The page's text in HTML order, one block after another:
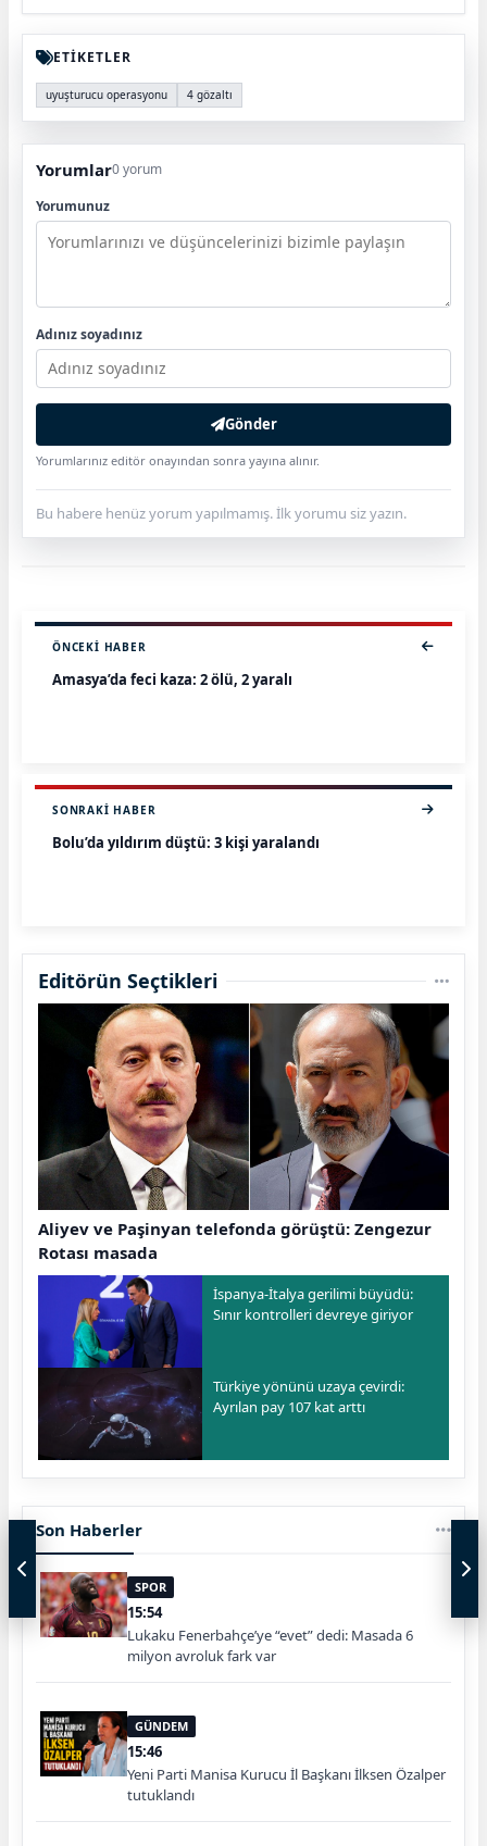
ETİKETLER
uyuşturucu operasyonu 4 gözaltı
Yorumlar0 yorum
Yorumunuz
Adınız soyadınız
Gönder
Yorumlarınız editör onayından sonra yayına alınır.
Bu habere henüz yorum yapılmamış. İlk yorumu siz yazın.
ÖNCEKI HABER
Amasya’da feci kaza: 2 ölü, 2 yaralı
SONRAKI HABER
Bolu’da yıldırım düştü: 3 kişi yaralandı
Editörün Seçtikleri
Aliyev ve Paşinyan telefonda görüştü: Zengezur
Rotası masada
İspanya-İtalya gerilimi büyüdü:
Sınır kontrolleri devreye giriyor
Türkiye yönünü uzaya çevirdi:
Ayrılan pay 107 kat arttı
Son Haberler
SPOR
15:54
Lukaku Fenerbahçe’ye “evet” dedi: Masada 6
milyon avroluk fark var
GÜNDEM
15:46
Yeni Parti Manisa Kurucu İl Başkanı İlksen Özalper
tutuklandı